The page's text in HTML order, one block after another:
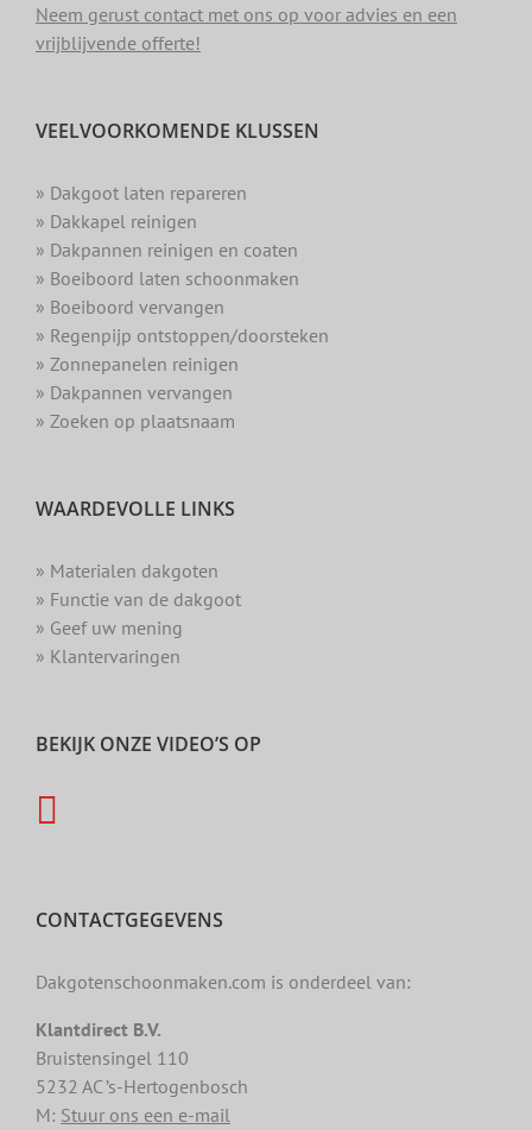
Neem gerust contact met ons op voor advies en een
vrijblijvende offerte!
VEELVOORKOMENDE KLUSSEN
» Dakgoot laten repareren
» Dakkapel reinigen
» Dakpannen reinigen en coaten
» Boeiboord laten schoonmaken
» Boeiboord vervangen
» Regenpijp ontstoppen/doorsteken
» Zonnepanelen reinigen
» Dakpannen vervangen
» Zoeken op plaatsnaam
WAARDEVOLLE LINKS
» Materialen dakgoten
» Functie van de dakgoot
» Geef uw mening
» Klantervaringen
BEKIJK ONZE VIDEO’S OP
CONTACTGEGEVENS
Dakgotenschoonmaken.com is onderdeel van:
Klantdirect B.V.
Bruistensingel 110
5232 AC ’s-Hertogenbosch
M: Stuur ons een e-mail